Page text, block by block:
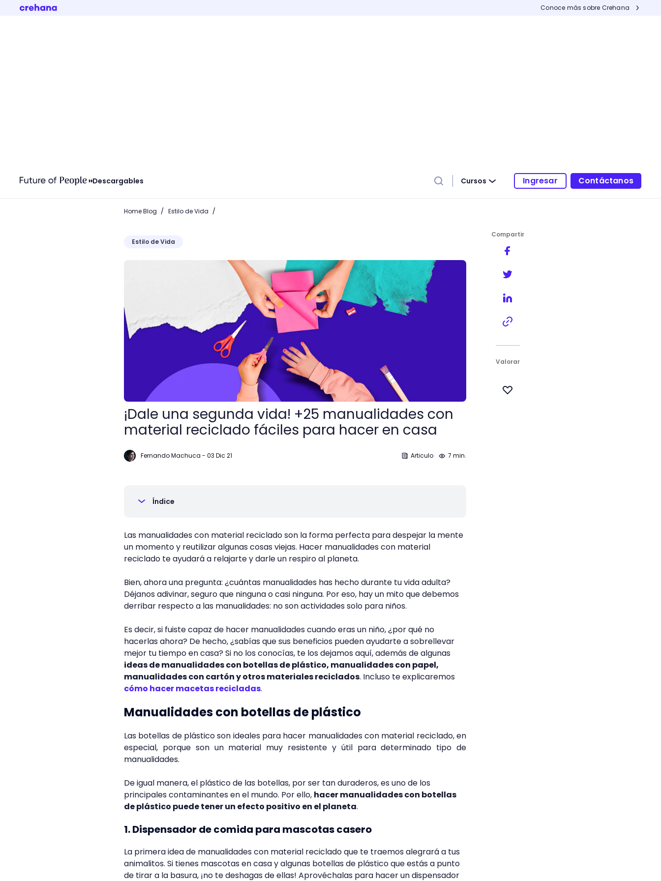
Conoce más sobre Crehana
Descargables Cursos Ingresar Contáctanos
Home Blog / Estilo de Vida /
Estilo de Vida
¡Dale una segunda vida! +25 manualidades con material reciclado fáciles para hacer en casa
¡Dale una segunda vida! +25 manualidades con
material reciclado fáciles para hacer en casa
Fernando Machuca - 03 Dic 21 Articulo 7 min.
Índice
Las manualidades con material reciclado son la forma perfecta para despejar la mente
un momento y reutilizar algunas cosas viejas. Hacer manualidades con material
reciclado te ayudará a relajarte y darle un respiro al planeta.
Bien, ahora una pregunta: ¿cuántas manualidades has hecho durante tu vida adulta?
Déjanos adivinar, seguro que ninguna o casi ninguna. Por eso, hay un mito que debemos
derribar respecto a las manualidades: no son actividades solo para niños.
Es decir, si fuiste capaz de hacer manualidades cuando eras un niño, ¿por qué no
hacerlas ahora? De hecho, ¿sabías que sus beneficios pueden ayudarte a sobrellevar
mejor tu tiempo en casa? Si no los conocías, te los dejamos aquí, además de algunas
ideas de manualidades con botellas de plástico, manualidades con papel,
manualidades con cartón y otros materiales reciclados. Incluso te explicaremos
cómo hacer macetas recicladas.
Manualidades con botellas de plástico
Las botellas de plástico son ideales para hacer manualidades con material reciclado, en
especial, porque son un material muy resistente y útil para determinado tipo de
manualidades.
De igual manera, el plástico de las botellas, por ser tan duraderos, es uno de los
principales contaminantes en el mundo. Por ello, hacer manualidades con botellas
de plástico puede tener un efecto positivo en el planeta.
1. Dispensador de comida para mascotas casero
La primera idea de manualidades con material reciclado que te traemos alegrará a tus
animalitos. Si tienes mascotas en casa y algunas botellas de plástico que estás a punto
de tirar a la basura, ¡no te deshagas de ellas! Aprovéchalas para hacer un dispensador
Compartir
Valorar